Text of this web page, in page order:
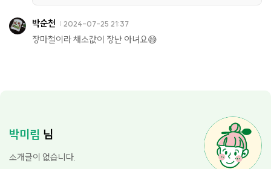
박순천 2024-07-25 21:37
장마철이라 채소값이 장난 아녀요😅
박미림 님
소개글이 없습니다.